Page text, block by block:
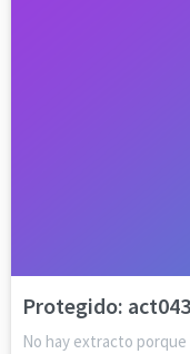
Protegido:
No hay extracto